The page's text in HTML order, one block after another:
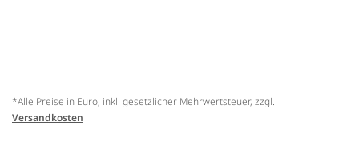
*Alle Preise in Euro, inkl. gesetzlicher Mehrwertsteuer, zzgl.
Versandkosten